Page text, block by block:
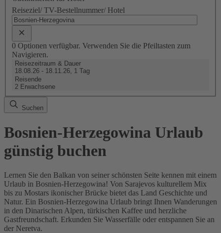
Reiseziel/ TV-Bestellnummer/ Hotel
0 Optionen verfügbar. Verwenden Sie die Pfeiltasten zum
Navigieren.
Reisezeitraum & Dauer
18.08.26 - 18.11.26, 1 Tag
Reisende
2 Erwachsene
Suchen
Bosnien-Herzegowina Urlaub
günstig buchen
Lernen Sie den Balkan von seiner schönsten Seite kennen mit einem
Urlaub in Bosnien-Herzegowina! Von Sarajevos kulturellem Mix
bis zu Mostars ikonischer Brücke bietet das Land Geschichte und
Natur. Ein Bosnien-Herzegowina Urlaub bringt Ihnen Wanderungen
in den Dinarischen Alpen, türkischen Kaffee und herzliche
Gastfreundschaft. Erkunden Sie Wasserfälle oder entspannen Sie an
der Neretva.